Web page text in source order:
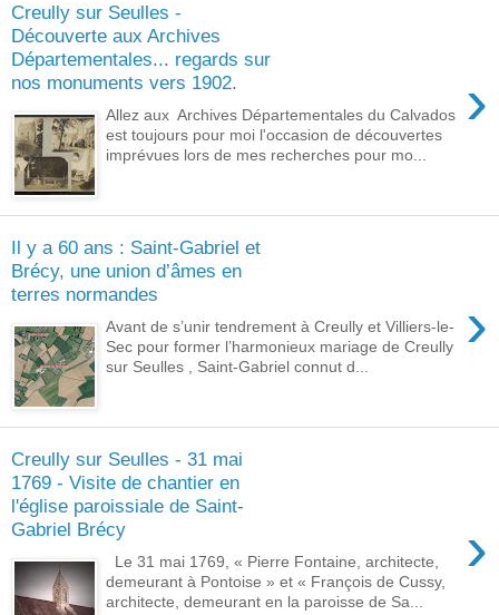
Creully sur Seulles -
Découverte aux Archives
Départementales... regards sur
nos monuments vers 1902.
›
Allez aux Archives Départementales du Calvados
est toujours pour moi l'occasion de découvertes
imprévues lors de mes recherches pour mo...
Il y a 60 ans : Saint-Gabriel et
Brécy, une union d’âmes en
terres normandes
›
Avant de s’unir tendrement à Creully et Villiers-le-
Sec pour former l’harmonieux mariage de Creully
sur Seulles , Saint-Gabriel connut d...
Creully sur Seulles - 31 mai
1769 - Visite de chantier en
l'église paroissiale de Saint-
Gabriel Brécy
›
Le 31 mai 1769, « Pierre Fontaine, architecte,
demeurant à Pontoise » et « François de Cussy,
archi­tecte, demeurant en la paroisse de Sa...